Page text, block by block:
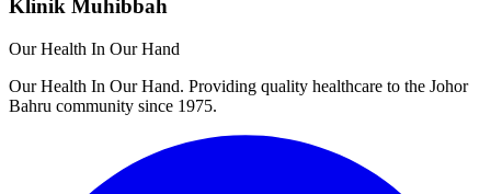
Klinik Muhibbah
Our Health In Our Hand
Our Health In Our Hand. Providing quality healthcare to the Johor
Bahru community since 1975.